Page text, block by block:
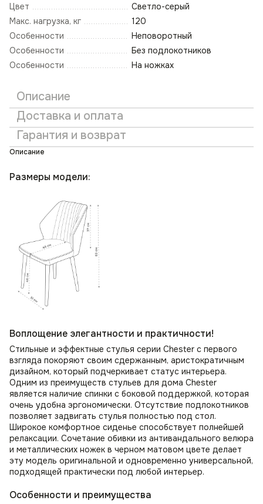
Цвет
Светло-серый
Макс. нагрузка, кг
120
Особенности
Неповоротный
Особенности
Без подлокотников
Особенности
На ножках
Описание
Доставка и оплата
Гарантия и возврат
Описание
Размеры модели:
Воплощение элегантности и практичности!
Стильные и эффектные стулья серии Chester с первого
взгляда покоряют своим сдержанным, аристократичным
дизайном, который подчеркивает статус интерьера.
Одним из преимуществ стульев для дома Chester
является наличие спинки с боковой поддержкой, которая
очень удобна эргономически. Отсутствие подлокотников
позволяет задвигать стулья полностью под стол.
Широкое комфортное сиденье способствует полнейшей
релаксации. Сочетание обивки из антивандального велюра
и металлических ножек в черном матовом цвете делает
эту модель оригинальной и одновременно универсальной,
подходящей практически под любой интерьер.
Особенности и преимущества